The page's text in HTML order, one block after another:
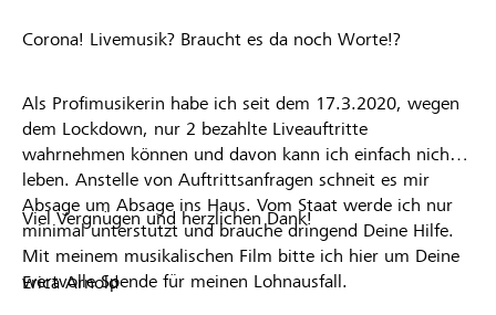
Corona! Livemusik? Braucht es da noch Worte!?
Als Profimusikerin habe ich seit dem 17.3.2020, wegen
dem Lockdown, nur 2 bezahlte Liveauftritte
wahrnehmen können und davon kann ich einfach nicht
leben. Anstelle von Auftrittsanfragen schneit es mir
Absage um Absage ins Haus. Vom Staat werde ich nur
minimal unterstützt und brauche dringend Deine Hilfe.
Mit meinem musikalischen Film bitte ich hier um Deine
wertvolle Spende für meinen Lohnausfall.
Viel Vergnügen und herzlichen Dank!
Erica Arnold